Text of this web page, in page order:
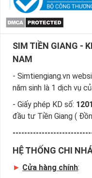
SIM TIỀN GIANG -
NAM
- Simtiengiang.vn
năm sinh là 1 dịch vụ
- Giấy phép KD số:
đầu tư Tiền Giang (
HỆ THỐNG CHI
► Cửa hàng chính: